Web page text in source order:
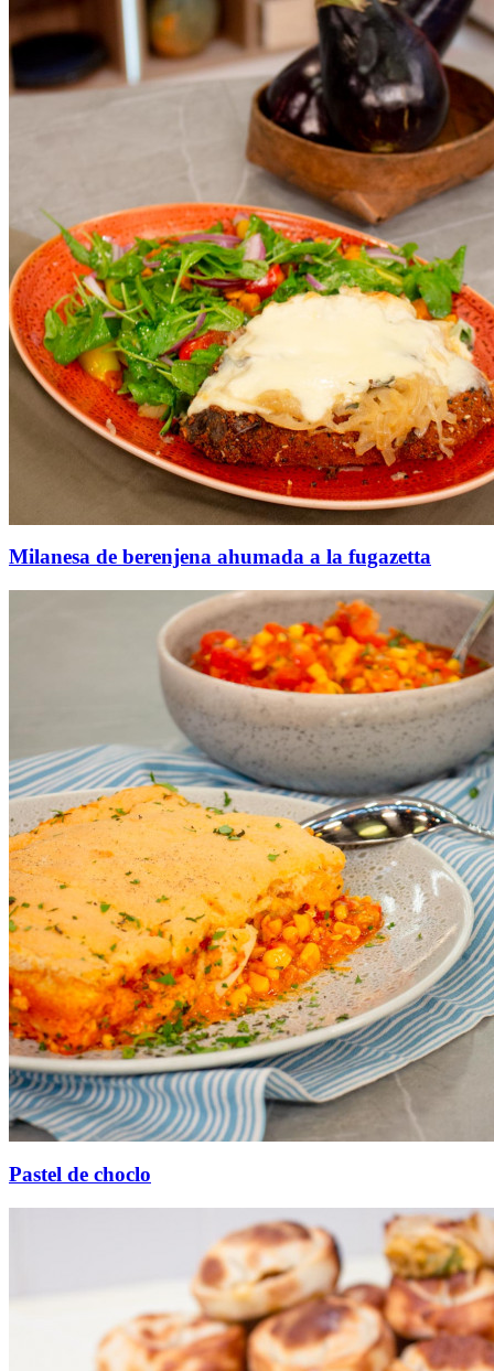
Milanesa de berenjena ahumada a la fugazetta
Pastel de choclo